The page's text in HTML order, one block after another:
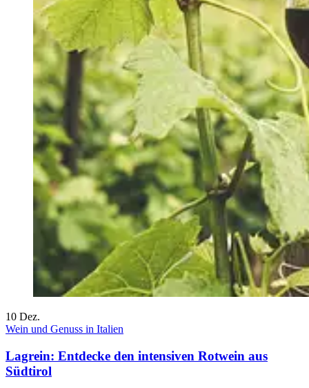
10 Dez.
Wein und Genuss in Italien
Lagrein: Entdecke den intensiven Rotwein aus
Südtirol